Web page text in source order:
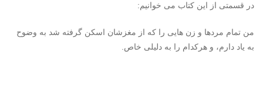
در قسمتی از این کتاب می خوانیم:
من تمام مردها و زن هایی را که از مغزشان اسکن گرفته شد به وضوح
به یاد دارم، و هرکدام را به دلیلی خاص.